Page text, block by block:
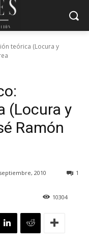
teórica (Locura y
(Locura y
Ramón
2010 1
10304